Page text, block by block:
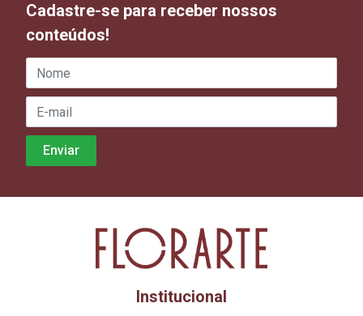
Cadastre-se para receber nossos
conteúdos!
Institucional